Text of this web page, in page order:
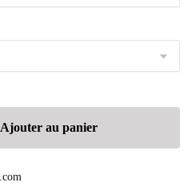
Ajouter au panier